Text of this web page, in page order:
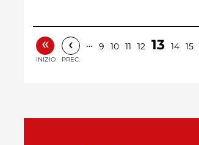
«
INIZIO
‹
PREC.
… 9 10 11 12 13 14 15